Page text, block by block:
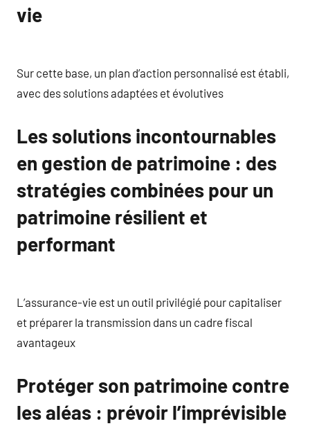
vie
Sur cette base, un plan d’action personnalisé est établi,
avec des solutions adaptées et évolutives
Les solutions incontournables
en gestion de patrimoine : des
stratégies combinées pour un
patrimoine résilient et
performant
L’assurance-vie est un outil privilégié pour capitaliser
et préparer la transmission dans un cadre fiscal
avantageux
Protéger son patrimoine contre
les aléas : prévoir l’imprévisible